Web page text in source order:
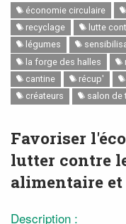
économie circulaire
recyclage
lutte
légumes
la forge des halles
cantine
récup'
créateurs
salon de
Favoriser
lutter contre
alimentaire
Description :